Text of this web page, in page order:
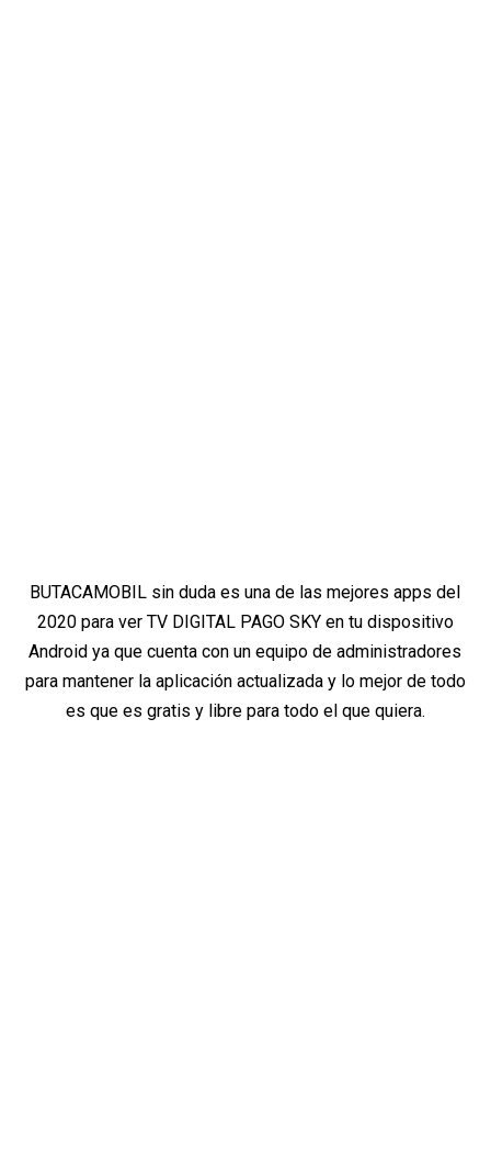
BUTACAMOBIL sin duda es una de las mejores apps del
2020 para ver TV DIGITAL PAGO SKY en tu dispositivo
Android ya que cuenta con un equipo de administradores
para mantener la aplicación actualizada y lo mejor de todo
es que es gratis y libre para todo el que quiera.